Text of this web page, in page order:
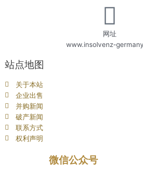
网址
www.insolvenz-
站点地图
关于本站
企业出售
并购新闻
破产新闻
联系方式
权利声明
微信公众号